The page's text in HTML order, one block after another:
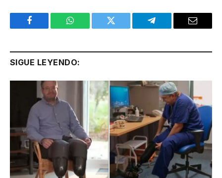
Facebook WhatsApp Twitter Telegram Email
SIGUE LEYENDO: